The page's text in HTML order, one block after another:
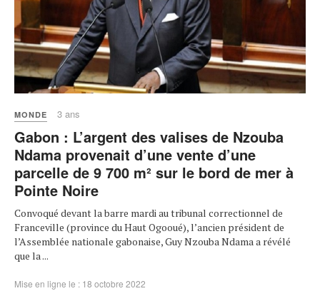
MONDE 3 ans
Gabon : L’argent des valises de Nzouba
Ndama provenait d’une vente d’une
parcelle de 9 700 m² sur le bord de mer à
Pointe Noire
Convoqué devant la barre mardi au tribunal correctionnel de
Franceville (province du Haut Ogooué), l’ancien président de
l’Assemblée nationale gabonaise, Guy Nzouba Ndama a révélé
que la ...
Mise en ligne le : 18 octobre 2022